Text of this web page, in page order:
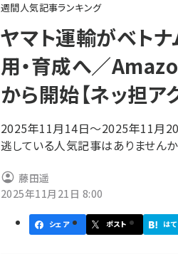
ン
く
ず
週間人気記事ランキング
ヤマト運輸がベト
用・育成へ／
から開始【ネッ担ア
2025年11月14日～2025年11月20
逃している人気記事はありませんか
藤田遥
2025年11月21日 8:00
シェア ポスト は